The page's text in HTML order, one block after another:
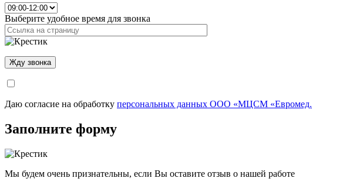
Выберите удобное время для звонка
Даю согласие на обработку персональных данных ООО «МЦСМ «Евромед.
Заполните форму
Мы будем очень признательны, если Вы оставите отзыв о нашей работе